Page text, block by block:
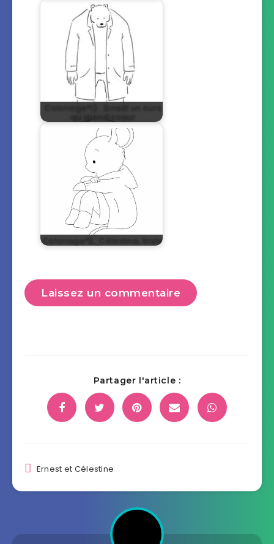
Coloriage°2 : Célestine, triste
Laissez un commentaire
Partager l'article :
Ernest et Célestine